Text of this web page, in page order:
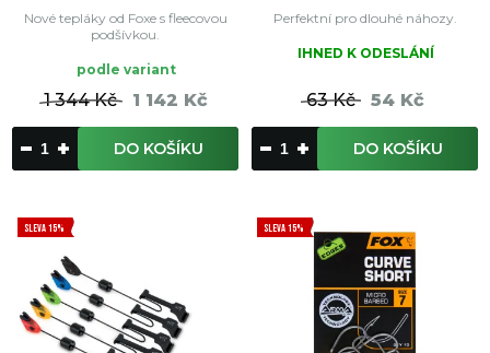
Nové tepláky od Foxe s fleecovou
podšívkou.
podle variant
1 344 Kč 1 142 Kč
DO KOŠÍKU
Perfektní pro dlouhé náhozy.
IHNED K ODESLÁNÍ
63 Kč 54 Kč
DO KOŠÍKU
SLEVA 15% SLEVA 15%